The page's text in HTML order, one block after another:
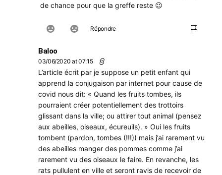
de chance pour que la greffe reste 😉
Répondre
Baloo
03/06/2020 at 07:15
L’article écrit par je suppose un petit enfant qui
apprend la conjugaison par internet pour cause de
covid nous dit: « Quand les fruits tombes, ils
pourraient créer potentiellement des trottoirs
glissant dans la ville; ou attirer tout animal (pensez
aux abeilles, oiseaux, écureuils). » Oui les fruits
tombent (pardon, tombes (!!!)) mais j’ai rarement vu
des abeilles manger des pommes comme j’ai
rarement vu des oiseaux le faire. En revanche, les
rats pullulent en ville et seront ravis de recevoir de